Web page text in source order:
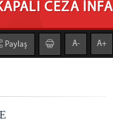
CEZA
Paylaş A- A+